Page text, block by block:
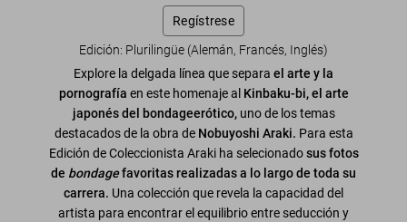
Regístrese
Edición: Plurilingüe (Alemán, Francés, Inglés)
Explore la delgada línea que separa el arte y la
pornografía en este homenaje al Kinbaku-bi, el arte
japonés del bondageerótico,uno de los temas
destacados de la obra de Nobuyoshi Araki. Para esta
Edición de Coleccionista Araki ha selecionadosus fotos
de bondagefavoritas realizadas a lo largo de toda su
carrera. Una colección que revela la capacidad del
artista para encontrar el equilibrio entre seducción y